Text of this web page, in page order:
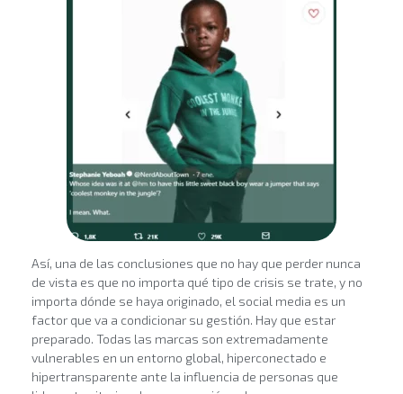
Así, una de las conclusiones que no hay que perder nunca
de vista es que no importa qué tipo de crisis se trate, y no
importa dónde se haya originado, el social media es un
factor que va a condicionar su gestión. Hay que estar
preparado. Todas las marcas son extremadamente
vulnerables en un entorno global, hiperconectado e
hipertransparente ante la influencia de personas que